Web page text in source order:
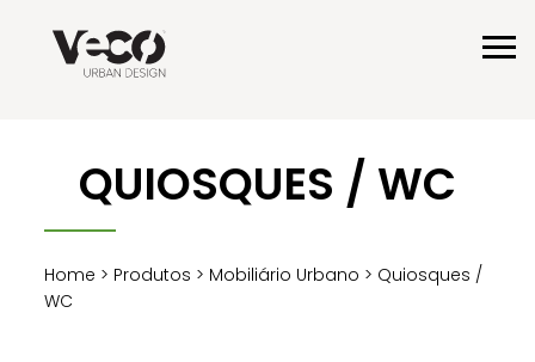
QUIOSQUES / WC
Home > Produtos > Mobiliário Urbano > Quiosques /
WC